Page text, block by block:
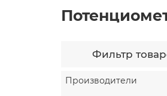
Фильтр
Производители